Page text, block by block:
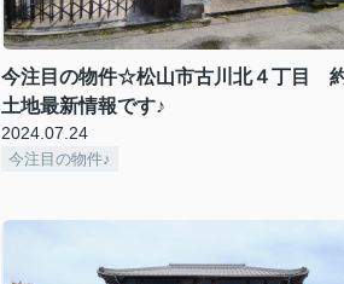
今注目の物件☆松山市古川北４丁目
土地最新情報です♪
2024.07.24
今注目の物件♪